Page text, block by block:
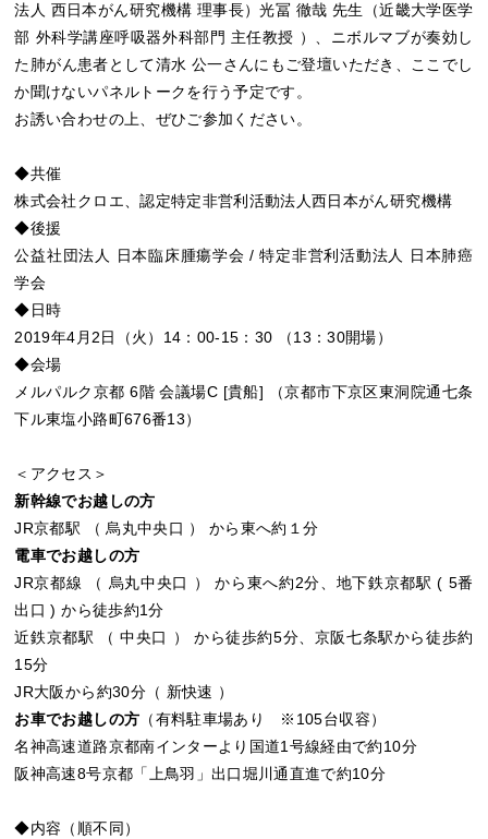
法人 西日本がん研究機構 理事長）光冨 徹哉 先生（近畿大学医学
部 外科学講座呼吸器外科部門 主任教授 ）、ニボルマブが奏効し
た肺がん患者として清水 公一さんにもご登壇いただき、ここでし
か聞けないパネルトークを行う予定です。
お誘い合わせの上、ぜひご参加ください。
◆共催
株式会社クロエ、認定特定非営利活動法人西日本がん研究機構
◆後援
公益社団法人 日本臨床腫瘍学会 / 特定非営利活動法人 日本肺癌
学会
◆日時
2019年4月2日（火）14：00-15：30 （13：30開場）
◆会場
メルパルク京都 6階 会議場C [貴船] （京都市下京区東洞院通七条
下ル東塩小路町676番13）
＜アクセス＞
新幹線でお越しの方
JR京都駅 （ 烏丸中央口 ） から東へ約１分
電車でお越しの方
JR京都線 （ 烏丸中央口 ） から東へ約2分、地下鉄京都駅 ( 5番
出口 ) から徒歩約1分
近鉄京都駅 （ 中央口 ） から徒歩約5分、京阪七条駅から徒歩約
15分
JR大阪から約30分（ 新快速 ）
お車でお越しの方 （有料駐車場あり ※105台収容）
名神高速道路京都南インターより国道1号線経由で約10分
阪神高速8号京都「上鳥羽」出口堀川通直進で約10分
◆内容（順不同）